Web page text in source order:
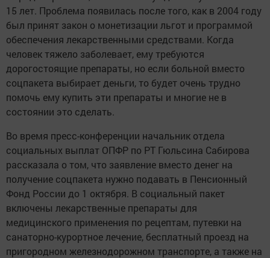
15 лет. Проблема появилась после того, как в 2004 году
был принят закон о монетизации льгот и программой
обеспечения лекарственными средствами. Когда
человек тяжело заболевает, ему требуются
дорогостоящие препараты, но если больной вместо
соцпакета выбирает деньги, то будет очень трудно
помочь ему купить эти препараты и многие не в
состоянии это сделать.
Во время пресс-конференции начальник отдела
социальных выплат ОПФР по РТ Гюльсина Сабирова
рассказала о том, что заявление вместо денег на
получение соцпакета нужно подавать в Пенсионный
Фонд России до 1 октября. В социальный пакет
включены лекарственные препараты для
медицинского применения по рецептам, путевки на
санаторно-курортное лечение, бесплатный проезд на
пригородном железнодорожном транспорте, а также на